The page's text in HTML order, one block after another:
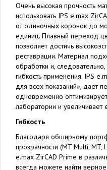
Очень высокая прочность
использовать IPS e.max
от одиночных коронок до
единиц. Плавный переход
позволяет достичь
реставрации. Материал
обработки и,
гибкость применения. IPS
для всех показаний», дает
одновременно
лаборатории и увеличивает
Гибкость
Благодаря обширному
прозрачности (MT Multi, MT,
e.max ZirCAD Prime в
всегда можете найти